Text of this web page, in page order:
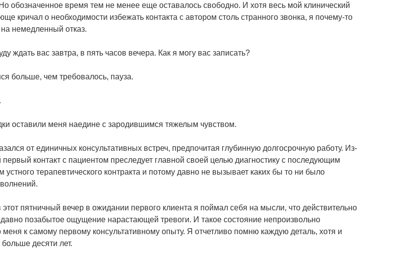
обозначенное время тем не менее еще оставалось свободно. И хотя весь мой клинический
кричал о необходимости избежать контакта с автором столь странного звонка, я почему-то
немедленный отказ.
ждать вас завтра, в пять часов вечера. Как я могу вас записать?
больше, чем требовалось, пауза.
оставили меня наедине с зародившимся тяжелым чувством.
от единичных консультативных встреч, предпочитая глубинную долгосрочную работу. Из-
первый контакт с пациентом преследует главной своей целью диагностику с последующим
устного терапевтического контракта и потому давно не вызывает каких бы то ни было
пятничный вечер в ожидании первого клиента я поймал себя на мысли, что действительно
позабытое ощущение нарастающей тревоги. И такое состояние непроизвольно
к самому первому консультативному опыту. Я отчетливо помню каждую деталь, хотя и
десяти лет.